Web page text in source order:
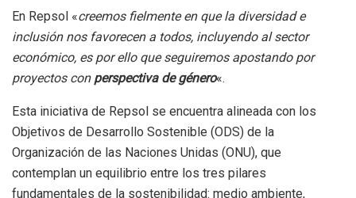
En Repsol «creemos fielmente en que la diversidad e
inclusión nos favorecen a todos, incluyendo al sector
económico, es por ello que seguiremos apostando por
proyectos con perspectiva de género«.
Esta iniciativa de Repsol se encuentra alineada con los
Objetivos de Desarrollo Sostenible (ODS) de la
Organización de las Naciones Unidas (ONU), que
contemplan un equilibrio entre los tres pilares
fundamentales de la sostenibilidad: medio ambiente,